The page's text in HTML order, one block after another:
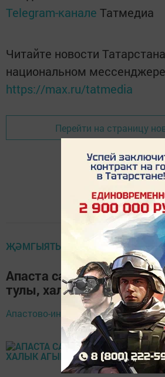
Telegram-канале Татмедиа
Читайте новости
национальном
https://max.ru/tatmedia
Перейти на страницу
ҖӘМГЫЯТЬ ҺӘМ БЕЗ
Апаста сату нокталары
тулы, халык агымы
Апастово-информ, 27 март 2020 -